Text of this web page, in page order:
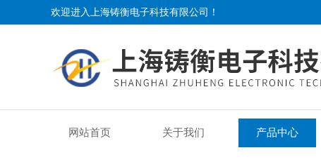
欢迎进入上海铸衡电子科技有限公司！
网站首页 关于我们 产品中心